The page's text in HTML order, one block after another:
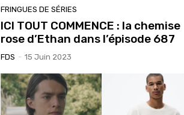
FRINGUES DE SÉRIES
ICI TOUT COMMENCE : la chemise
rose d’Ethan dans l’épisode 687
FDS - 15 Juin 2023